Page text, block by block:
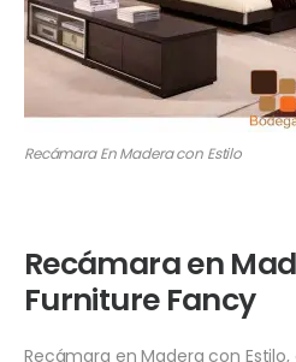
Recámara En Madera con Estilo
Recámara en
Furniture Fancy
Recámara en Madera con